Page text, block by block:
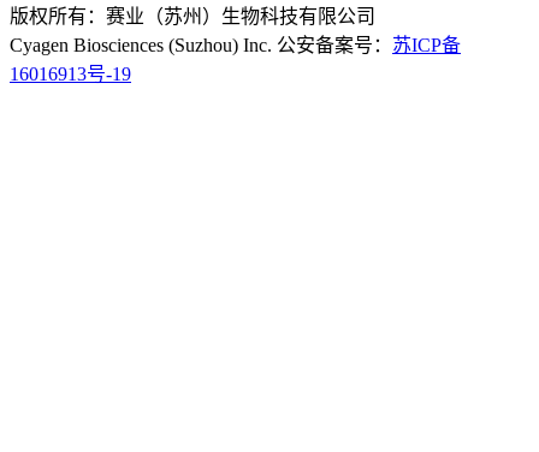
版权所有：赛业（苏州）生物科技有限公司
Cyagen Biosciences (Suzhou) Inc. 公安备案号： 苏ICP备
16016913号-19